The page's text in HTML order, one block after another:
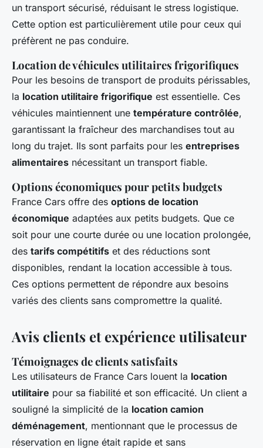
un transport sécurisé, réduisant le stress logistique.
Cette option est particulièrement utile pour ceux qui
préfèrent ne pas conduire.
Location de véhicules utilitaires frigorifiques
Pour les besoins de transport de produits périssables,
la location utilitaire frigorifique est essentielle. Ces
véhicules maintiennent une température contrôlée,
garantissant la fraîcheur des marchandises tout au
long du trajet. Ils sont parfaits pour les entreprises
alimentaires nécessitant un transport fiable.
Options économiques pour petits budgets
France Cars offre des options de location
économique adaptées aux petits budgets. Que ce
soit pour une courte durée ou une location prolongée,
des tarifs compétitifs et des réductions sont
disponibles, rendant la location accessible à tous.
Ces options permettent de répondre aux besoins
variés des clients sans compromettre la qualité.
Avis clients et expérience utilisateur
Témoignages de clients satisfaits
Les utilisateurs de France Cars louent la location
utilitaire pour sa fiabilité et son efficacité. Un client a
souligné la simplicité de la location camion
déménagement, mentionnant que le processus de
réservation en ligne était rapide et sans